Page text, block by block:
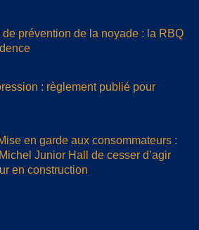
prévention de la noyade : la RBQ
: règlement publié pour
en garde aux consommateurs :
Junior Hall de cesser d’agir
en construction